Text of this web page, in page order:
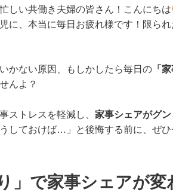
しい共働き夫婦の皆さん！こんにちは
に、本当に毎日お疲れ様です！限ら
かない原因、もしかしたら毎日の 「
んよ？
ストレスを軽減し、 家事シェアがグ
しておけば…」と後悔する前に、ぜひ
」で家事シェアが変